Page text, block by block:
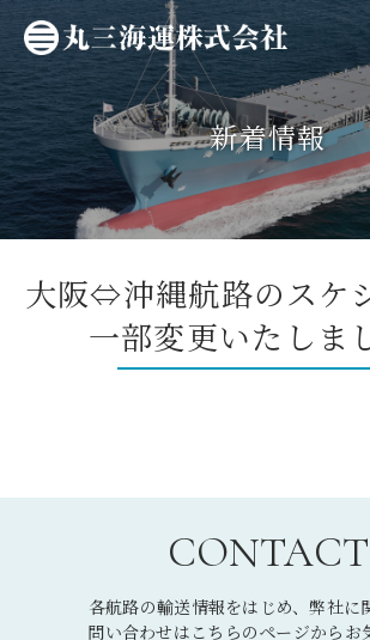
新着情報
大阪⇔沖縄航路のスケ
一部変更いたしま
CONTACT
各航路の輸送情報をはじめ、弊社に
問い合わせはこちらのページからお